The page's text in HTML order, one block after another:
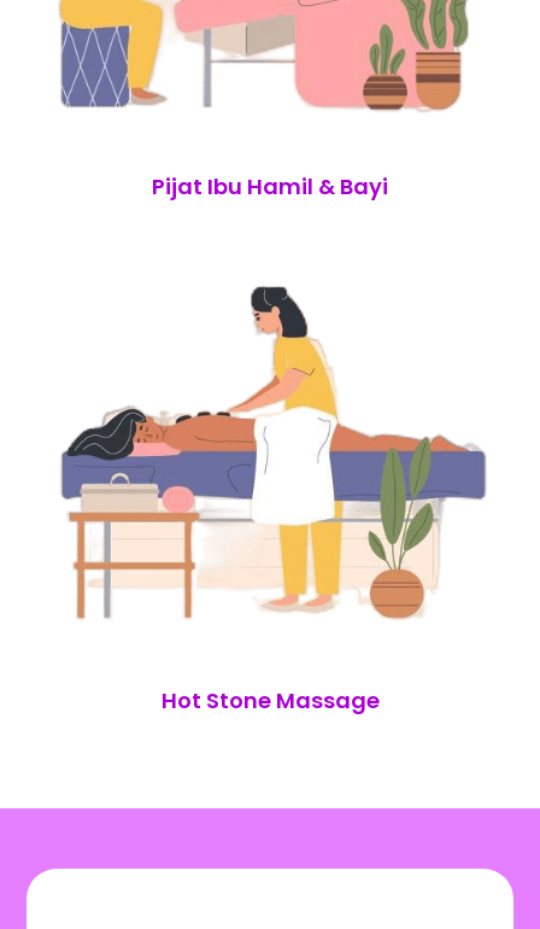
Pijat Ibu Hamil & Bayi
Hot Stone Massage